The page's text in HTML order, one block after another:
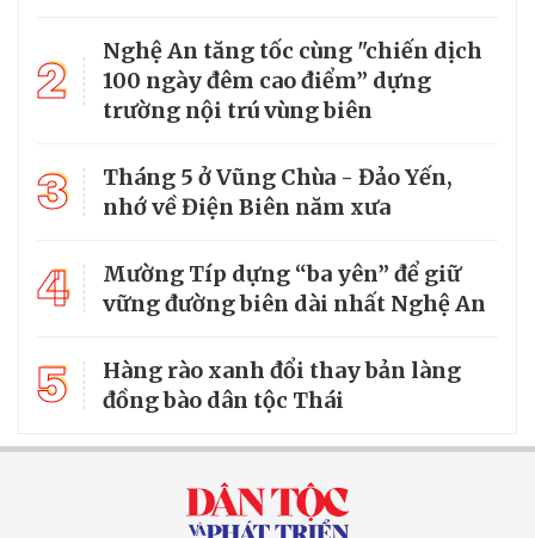
2
Nghệ An tăng tốc cùng "chiến dịch
100 ngày đêm cao điểm” dựng
trường nội trú vùng biên
3
Tháng 5 ở Vũng Chùa - Đảo Yến,
nhớ về Điện Biên năm xưa
4
Mường Típ dựng “ba yên” để giữ
vững đường biên dài nhất Nghệ An
5
Hàng rào xanh đổi thay bản làng
đồng bào dân tộc Thái